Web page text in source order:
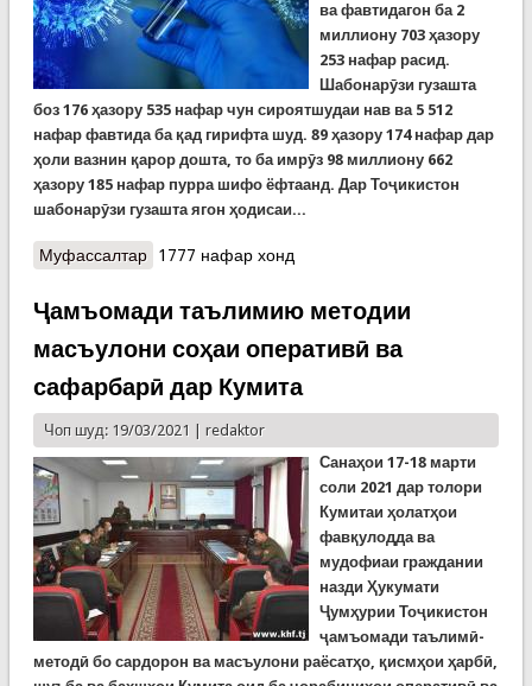
ва фавтидагон ба 2
миллиону 703 ҳазору
253 нафар расид.
Шабонарӯзи гузашта
боз 176 ҳазору 535 нафар чун сироятшудаи нав ва 5 512
нафар фавтида ба қад гирифта шуд. 89 ҳазору 174 нафар дар
ҳоли вазнин қарор дошта, то ба имрӯз 98 миллиону 662
ҳазору 185 нафар пурра шифо ёфтаанд. Дар Тоҷикистон
шабонарӯзи гузашта ягон ҳодисаи...
Муфассалтаро Covid-19: Маҳдудиятҳои нав дар Фаронса ва
1777 нафар хонд
Ҷамъомади таълимию методии
масъулони соҳаи оперативӣ ва
сафарбарӣ дар Кумита
Чоп шуд: 19/03/2021 | redaktor
Санаҳои 17-18 марти
соли 2021 дар толори
Кумитаи ҳолатҳои
фавқулодда ва
мудофиаи граждании
назди Ҳукумати
Ҷумҳурии Тоҷикистон
ҷамъомади таълимӣ-
методӣ бо сардорон ва масъулони раёсатҳо, қисмҳои ҳарбӣ,